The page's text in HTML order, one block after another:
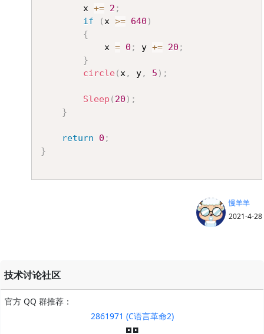
		x
+= 2 ;
if
(x >= 640 )
{
			x
= 0 ; y += 20 ;
}
circle(x, y, 5 ) ;
Sleep ( 20 ) ;
}
return 0 ;
}
慢羊羊
2021-4-28
技术讨论社区
官方 QQ 群推荐：
2861971 (C语言革命2)